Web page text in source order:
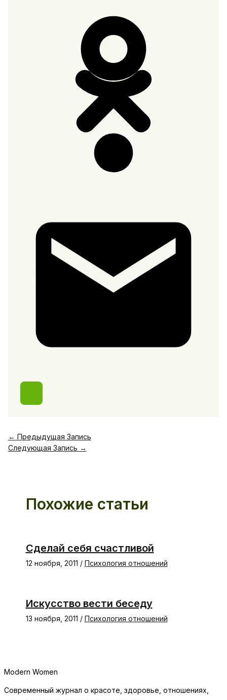
← Предыдущая Запись
Следующая Запись →
Похожие статьи
Сделай себя счастливой
12 ноября, 2011 / Психология отношений
Искусство вести беседу
13 ноября, 2011 / Психология отношений
Modern Women
Современный журнал о красоте, здоровье, отношениях,